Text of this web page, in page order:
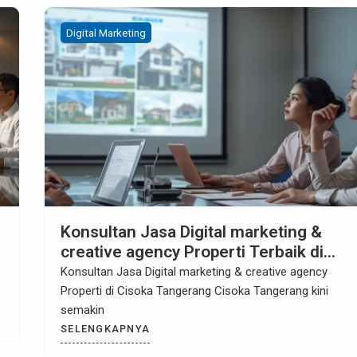
Digital Marketing
Konsultan Jasa Digital marketing &
creative agency Properti di Sentul Bogor
Konsultan Jasa Digital marketing & creative agency
Properti di Sentul Bogor Sentul Bogor sudah lama
SELENGKAPNYA